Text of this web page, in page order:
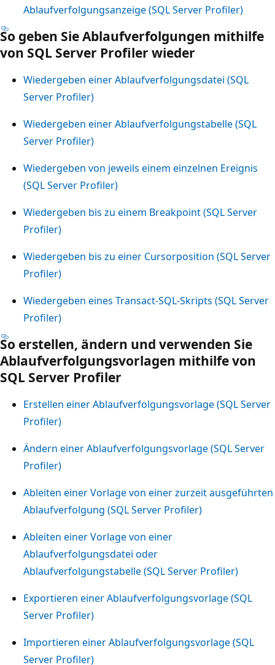
Ablaufverfolgungsanzeige (SQL Server Profiler)
So geben Sie Ablaufverfolgungen mithilfe
von SQL Server Profiler wieder
Wiedergeben einer Ablaufverfolgungsdatei (SQL
Server Profiler)
Wiedergeben einer Ablaufverfolgungstabelle (SQL
Server Profiler)
Wiedergeben von jeweils einem einzelnen Ereignis
(SQL Server Profiler)
Wiedergeben bis zu einem Breakpoint (SQL Server
Profiler)
Wiedergeben bis zu einer Cursorposition (SQL Server
Profiler)
Wiedergeben eines Transact-SQL-Skripts (SQL Server
Profiler)
So erstellen, ändern und verwenden Sie
Ablaufverfolgungsvorlagen mithilfe von
SQL Server Profiler
Erstellen einer Ablaufverfolgungsvorlage (SQL Server
Profiler)
Ändern einer Ablaufverfolgungsvorlage (SQL Server
Profiler)
Ableiten einer Vorlage von einer zurzeit ausgeführten
Ablaufverfolgung (SQL Server Profiler)
Ableiten einer Vorlage von einer
Ablaufverfolgungsdatei oder
Ablaufverfolgungstabelle (SQL Server Profiler)
Exportieren einer Ablaufverfolgungsvorlage (SQL
Server Profiler)
Importieren einer Ablaufverfolgungsvorlage (SQL
Server Profiler)